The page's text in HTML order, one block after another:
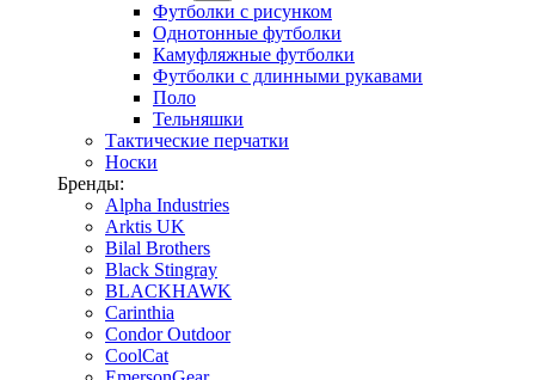
Футболки с рисунком
Однотонные футболки
Камуфляжные футболки
Футболки с длинными рукавами
Поло
Тельняшки
Тактические перчатки
Носки
Бренды:
Alpha Industries
Arktis UK
Bilal Brothers
Black Stingray
BLACKHAWK
Carinthia
Condor Outdoor
CoolCat